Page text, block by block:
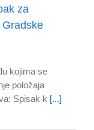
za
kojima se
položaja
Spisak k [...]